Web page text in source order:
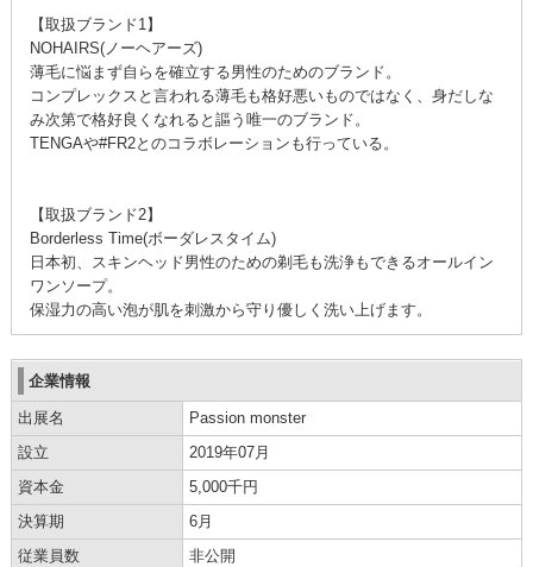
【取扱ブランド1】
NOHAIRS(ノーヘアーズ)
薄毛に悩まず自らを確立する男性のためのブランド。
コンプレックスと言われる薄毛も格好悪いものではなく、身だしな
み次第で格好良くなれると謳う唯一のブランド。
TENGAや#FR2とのコラボレーションも行っている。
【取扱ブランド2】
Borderless Time(ボーダレスタイム)
日本初、スキンヘッド男性のための剃毛も洗浄もできるオールイン
ワンソープ。
保湿力の高い泡が肌を刺激から守り優しく洗い上げます。
企業情報
出展名
Passion monster
設立
2019年07月
資本金
5,000千円
決算期
6月
従業員数
非公開